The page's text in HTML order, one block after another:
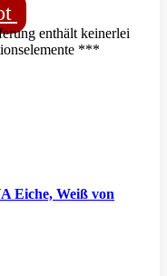
enthält keinerlei
***
Eiche, Weiß von